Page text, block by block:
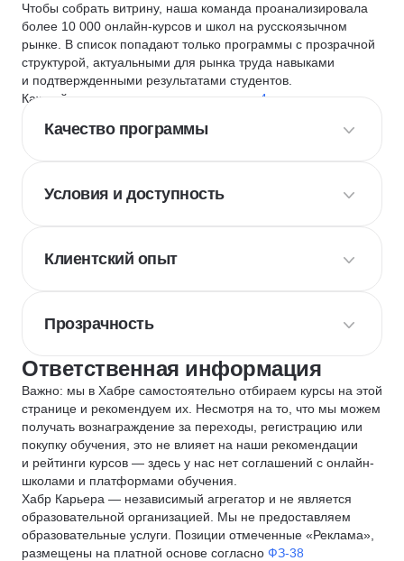
Чтобы собрать витрину, наша команда проанализировала
более 10 000 онлайн-курсов и школ на русскоязычном
рынке. В список попадают только программы с прозрачной
структурой, актуальными для рынка труда навыками
и подтвержденными результатами студентов.
Каждый курс и школу мы оцениваем по
4 критериям
Качество программы
Условия и доступность
Клиентский опыт
Прозрачность
Ответственная информация
Важно: мы в Хабре самостоятельно отбираем курсы на этой
странице и рекомендуем их. Несмотря на то, что мы можем
получать вознаграждение за переходы, регистрацию или
покупку обучения, это не влияет на наши рекомендации
и рейтинги курсов — здесь у нас нет соглашений с онлайн-
школами и платформами обучения.
Хабр Карьера — независимый агрегатор и не является
образовательной организацией. Мы не предоставляем
образовательные услуги. Позиции отмеченные «Реклама»,
размещены на платной основе согласно ФЗ-38